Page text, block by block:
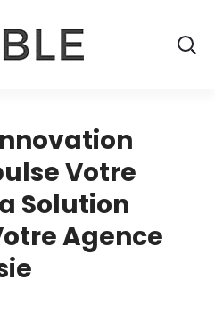
Votre
Solution
Agence